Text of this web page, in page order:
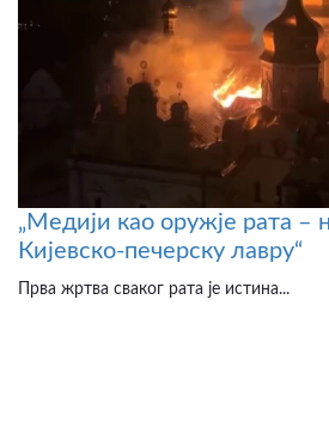
„Медији као оружје рата –
Кијевско-печерску лавру“
Прва жртва сваког рата је истина...